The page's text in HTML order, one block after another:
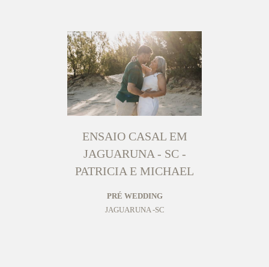
ENSAIO CASAL EM
JAGUARUNA - SC -
PATRICIA E MICHAEL
PRÉ WEDDING
JAGUARUNA -SC